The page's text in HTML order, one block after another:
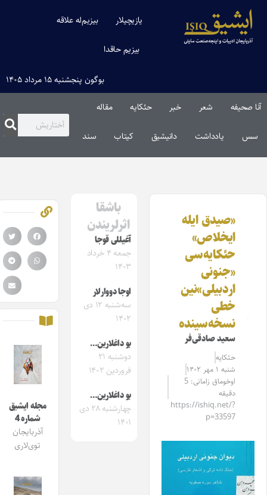
یازیچیلار بیزیم‌له علاقه
بیزیم حاقدا
بوگون پنجشنبه ۱۵ مرداد ۱۴۰۵
آنا صحیفه شعر خبر حئکایه مقاله‌
سس یادداشت دانیشیق کیتاب سند
«صیدق ایله
ایخلاص»
حئکایه‌سی
«جنونی‌
اردبیلی»‌نین
خطی‌
نسخه‌‌سینده‌
سعید صادقی‌فر
حئکایه
شنبه ۱ مهر ۱۴۰۲
اوخوماق زامانی: 5
دقیقه
https://ishiq.net/?
p=33597
باشقا
اثرلریندن
آغیللی‌ قوجا
جمعه ۴ خرداد
۱۴۰۳
اوجا‌ دووارلار
سه‌شنبه ۱۲ دی
۱۴۰۲
بو داغلارین…
دوشنبه ۲۱
فروردین ۱۴۰۲
بو داغلارین…
چهارشنبه ۲۸ دی
۱۴۰۱
مجله ایشیق
شماره 4
آذربایجان
توی‌لاری